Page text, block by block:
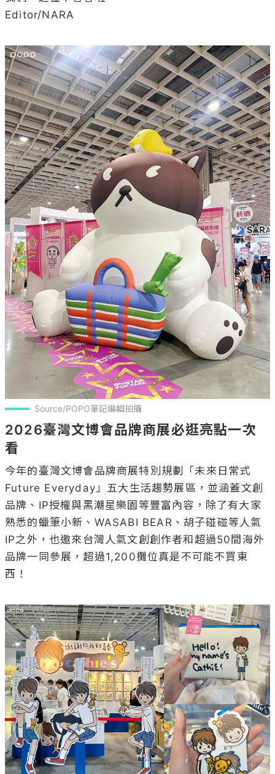
Editor/NARA
Source/POPO筆記編輯拍攝
2026臺灣文博會品牌商展必逛亮點一次
看
今年的臺灣文博會品牌商展特別規劃「未來日常式
Future Everyday」五大生活趨勢展區，並涵蓋文創
品牌、IP授權與黑潮星樂園等豐富內容，除了有大家
熟悉的蠟筆小新、WASABI BEAR、胡子碰碰等人氣
IP之外，也邀來台灣人氣文創創作者和超過50間海外
品牌一同參展，超過1,200攤位真是不可能不買東
西！